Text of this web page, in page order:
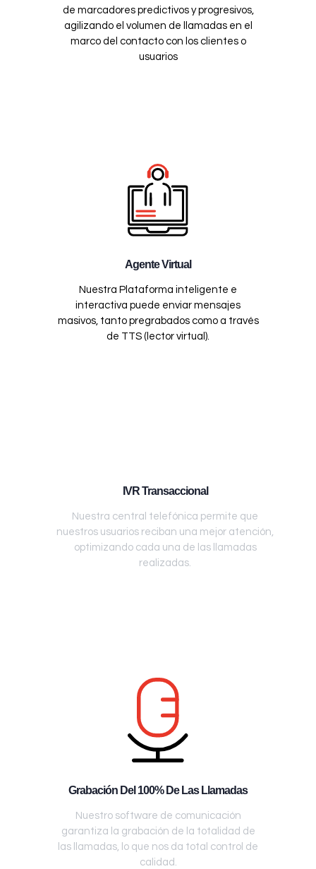
de marcadores predictivos y progresivos,
agilizando el volumen de llamadas en el
marco del contacto con los clientes o
usuarios
Agente Virtual
Nuestra Plataforma inteligente e
interactiva puede enviar mensajes
masivos, tanto pregrabados como a través
de TTS (lector virtual).
IVR Transaccional
Nuestra central telefónica permite que
nuestros usuarios reciban una mejor atención,
optimizando cada una de las llamadas
realizadas.
Grabación Del 100% De Las Llamadas
Nuestro software de comunicación
garantiza la grabación de la totalidad de
las llamadas, lo que nos da total control de
calidad.